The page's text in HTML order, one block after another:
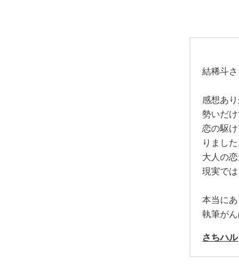
結稀斗さ
感想あり
勢いだ
恋の駆
りました
大人の
現実で
本当に
執筆がん
さちハル